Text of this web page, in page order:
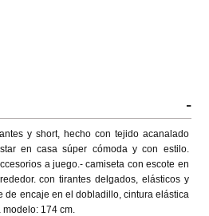
-
y short, hecho con tejido acanalado
en casa súper cómoda y con estilo.
a juego.- camiseta con escote en
con tirantes delgados, elásticos y
de encaje en el dobladillo, cintura elástica
174 cm.